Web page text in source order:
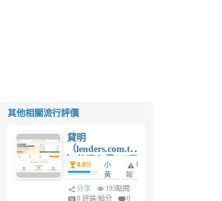
其他相關流行評價
貸明
（lenders.com.tw
）使用心得 — 民
間貸款比較平台
體驗
0.0分
小
黃
蜂
1
舉
報
分享
193點閱
0 評論/給分
0